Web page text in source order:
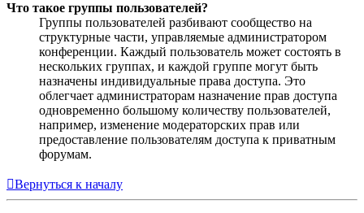
Что такое группы пользователей?
Группы пользователей разбивают сообщество на
структурные части, управляемые администратором
конференции. Каждый пользователь может состоять в
нескольких группах, и каждой группе могут быть
назначены индивидуальные права доступа. Это
облегчает администраторам назначение прав доступа
одновременно большому количеству пользователей,
например, изменение модераторских прав или
предоставление пользователям доступа к приватным
форумам.
Вернуться к началу